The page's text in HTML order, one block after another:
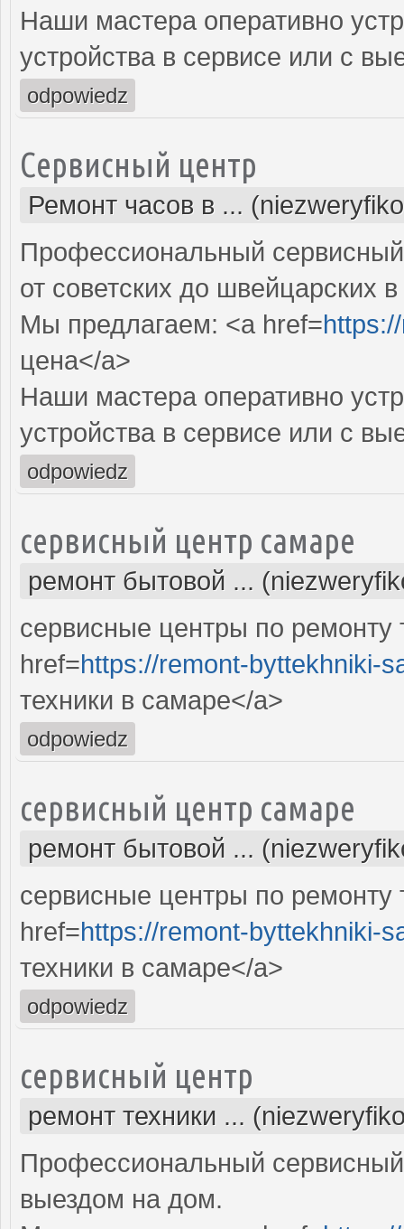
Наши мастера оперативно
устройства в сервисе или с
odpowiedz
Сервисный центр
Ремонт часов в ...
Профессиональный
от советских до швейцарских
Мы предлагаем: <a href=
цена</a>
Наши мастера оперативно
устройства в сервисе или с
odpowiedz
сервисный центр самаре
ремонт бытовой ...
сервисные центры по ремонту
href=https://remont-byttekhniki-
техники в самаре</a>
odpowiedz
сервисный центр самаре
ремонт бытовой ...
сервисные центры по ремонту
href=https://remont-byttekhniki-
техники в самаре</a>
odpowiedz
сервисный центр
ремонт техники ...
Профессиональный
выездом на дом.